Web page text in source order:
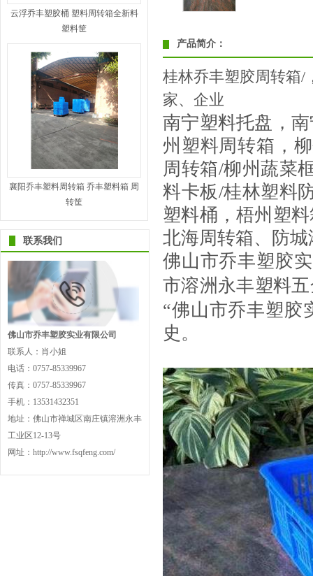
云浮乔丰塑胶桶 塑料周转箱全新料
塑料筐
襄阳乔丰塑料周转箱 乔丰塑料箱 周
转筐
联系我们
佛山市乔丰塑胶实业有限公司
联系人：肖小姐
电话：0757-85339967
传真：0757-85339967
手机：13531432351
地址：佛山市禅城区南庄镇溶洲永丰
工业区12-13号
网址：http://www.fsqfeng.com/
产品简介：
桂林乔丰塑胶周转箱/
家、企业
南宁塑料托盘，
州 塑料周转箱，
周转箱/柳州蔬菜
料卡板/桂林塑料
塑料桶，梧州塑
北海周转箱、
防
佛山市乔丰塑胶
市溶洲永丰塑料
“佛山市乔丰塑胶
史。